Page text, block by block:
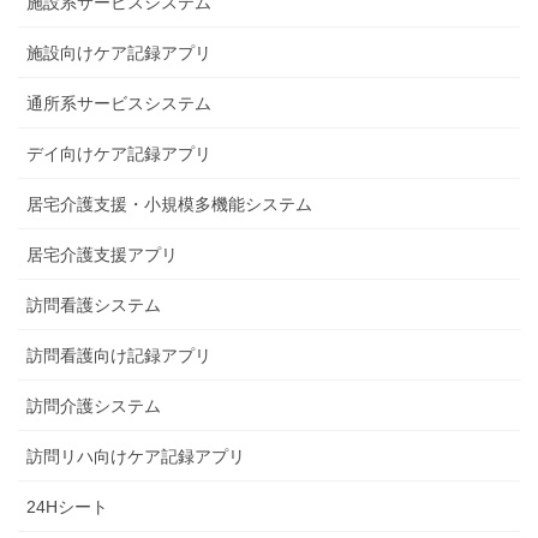
施設向けケア記録アプリ
通所系サービスシステム
デイ向けケア記録アプリ
居宅介護支援・小規模多機能システム
居宅介護支援アプリ
訪問看護システム
訪問看護向け記録アプリ
訪問介護システム
訪問リハ向けケア記録アプリ
24Hシート